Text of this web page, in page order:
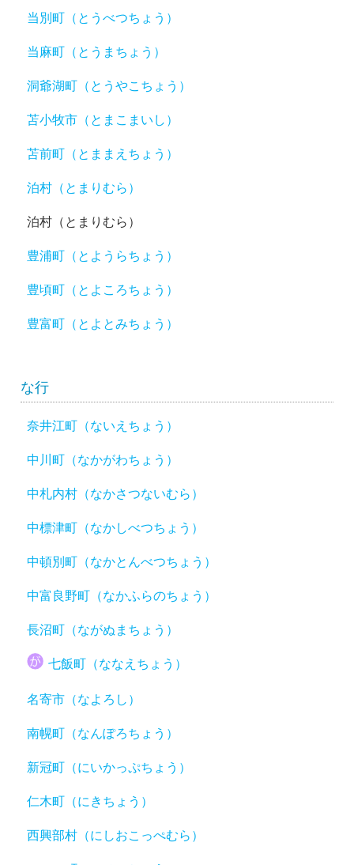
当別町（とうべつちょう）
当麻町（とうまちょう）
洞爺湖町（とうやこちょう）
苫小牧市（とまこまいし）
苫前町（とままえちょう）
泊村（とまりむら）
泊村（とまりむら）
豊浦町（とようらちょう）
豊頃町（とよころちょう）
豊富町（とよとみちょう）
な行
奈井江町（ないえちょう）
中川町（なかがわちょう）
中札内村（なかさつないむら）
中標津町（なかしべつちょう）
中頓別町（なかとんべつちょう）
中富良野町（なかふらのちょう）
長沼町（ながぬまちょう）
七飯町（ななえちょう）
名寄市（なよろし）
南幌町（なんぽろちょう）
新冠町（にいかっぷちょう）
仁木町（にきちょう）
西興部村（にしおこっぺむら）